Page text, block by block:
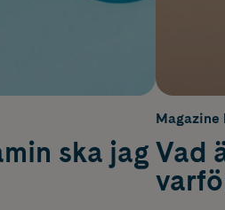
ska jag
Magazine
Vad